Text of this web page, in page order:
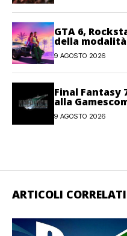
GTA 6,
della
player
9 AGOSTO 2026
Final Fantasy
alla
9 AGOSTO 2026
ARTICOLI CORRELATI